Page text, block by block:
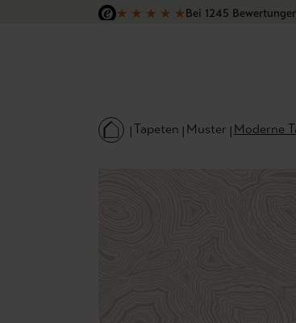
Hauptinhalt springen
Zur Suche springen
Zur Hauptnavigation springen
★ ★ ★ ★ ★Bei 1245
Tapeten Muster Moderne